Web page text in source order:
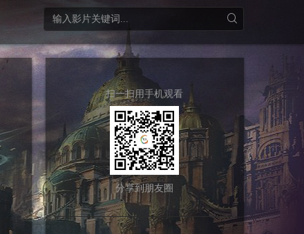
扫一扫用手机观看
分享到朋友圈